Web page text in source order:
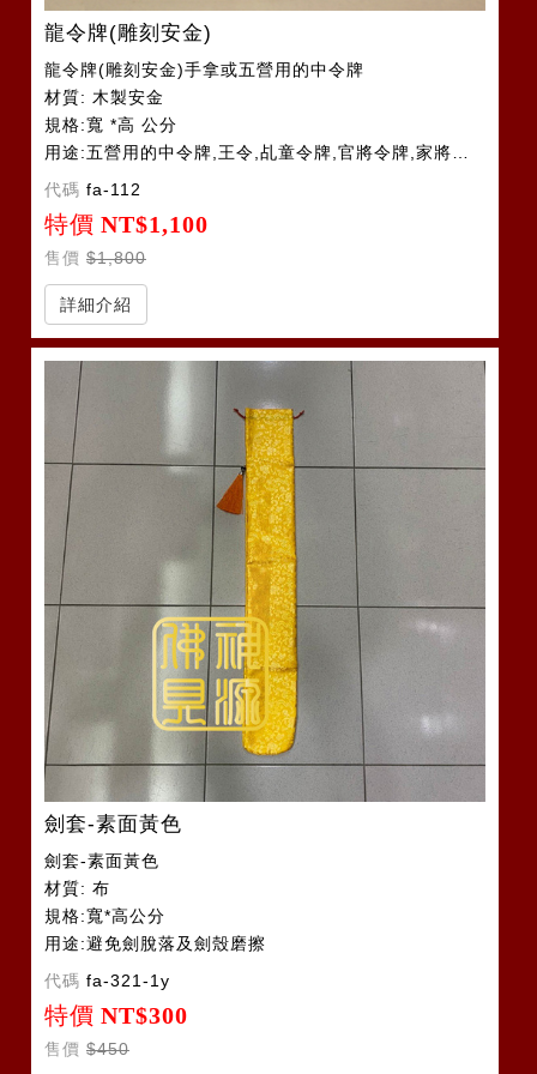
龍令牌(雕刻安金)
龍令牌(雕刻安金)手拿或五營用的中令牌
材質: 木製安金
規格:寬 *高 公分
用途:五營用的中令牌,王令,乩童令牌,官將令牌,家將令牌
代碼 fa-112
特價 NT$1,100
售價 $1,800
詳細介紹
劍套-素面黃色
劍套-素面黃色
材質: 布
規格:寬*高公分
用途:避免劍脫落及劍殼磨擦
令旗套2-3支
代碼 fa-321-1y
特價 NT$300
售價 $450